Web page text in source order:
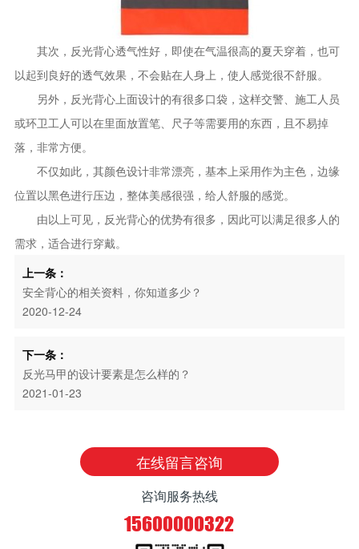
其次，反光背心透气性好，即使在气温很高的夏天穿着，也可
以起到良好的透气效果，不会贴在人身上，使人感觉很不舒服。
另外，反光背心上面设计的有很多口袋，这样交警、施工人员
或环卫工人可以在里面放置笔、尺子等需要用的东西，且不易掉
落，非常方便。
不仅如此，其颜色设计非常漂亮，基本上采用作为主色，边缘
位置以黑色进行压边，整体美感很强，给人舒服的感觉。
由以上可见，反光背心的优势有很多，因此可以满足很多人的
需求，适合进行穿戴。
上一条：
安全背心的相关资料，你知道多少？
2020-12-24
下一条：
反光马甲的设计要素是怎么样的？
2021-01-23
在线留言咨询
咨询服务热线
15600000322